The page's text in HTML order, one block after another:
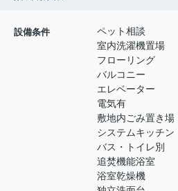
設備条件
ペット相談
室内洗濯機置場
フローリング
バルコニー
エレベーター
電気有
敷地内ごみ置き場
システムキッチン
バス・トイレ別
追焚機能浴室
浴室乾燥機